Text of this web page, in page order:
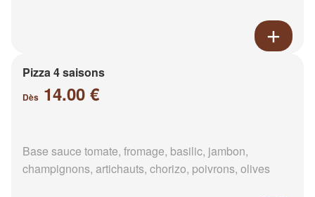
Pizza 4 saisons
Dès 14.00 €
Base sauce tomate, fromage, basilic, jambon,
champignons, artichauts, chorizo, poivrons, olives